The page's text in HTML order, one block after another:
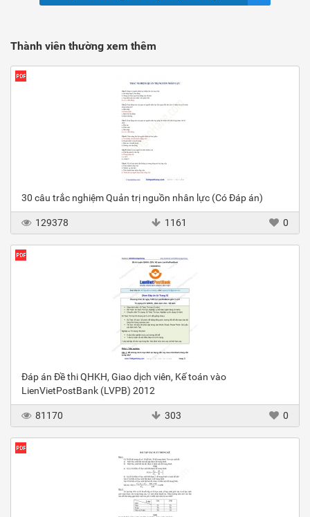
Thành viên thường xem thêm
30 câu trắc nghiệm Quản trị nguồn nhân lực (Có Đáp án)
129378 1161 0
Đáp án Đề thi QHKH, Giao dịch viên, Kế toán vào
LienVietPostBank (LVPB) 2012
81170 303 0